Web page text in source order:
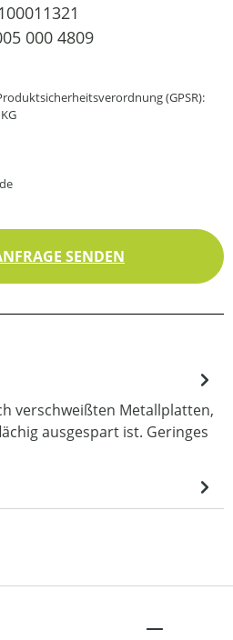
000 4809
(GPSR):
SENDEN
verschweißten Metallplatten,
ausgespart ist. Geringes